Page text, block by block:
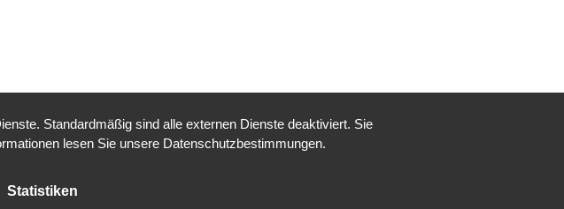
Standardmäßig sind alle externen Dienste deaktiviert. Sie
lesen Sie unsere Datenschutzbestimmungen.
Statistiken